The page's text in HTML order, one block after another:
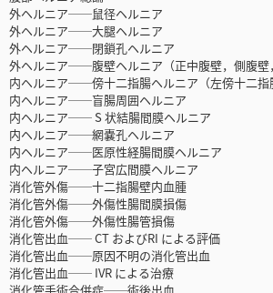
外ヘルニア──鼠径ヘルニア
外ヘルニア──大腿ヘルニア
外ヘルニア──閉鎖孔ヘルニア
外ヘルニア──腹壁ヘルニア（正中腹壁，側腹壁
内ヘルニア──傍十二指腸ヘルニア（左傍十二指
内ヘルニア──盲腸周囲ヘルニア
内ヘルニア── S 状結腸間膜ヘルニア
内ヘルニア──網嚢孔ヘルニア
内ヘルニア──医原性経腸間膜ヘルニア
内ヘルニア──子宮広間膜ヘルニア
消化管外傷──十二指腸壁内血腫
消化管外傷──外傷性腸間膜損傷
消化管外傷──外傷性腸管損傷
消化管出血── CT およびRI による評価
消化管出血──原因不明の消化管出血
消化管出血── IVR による治療